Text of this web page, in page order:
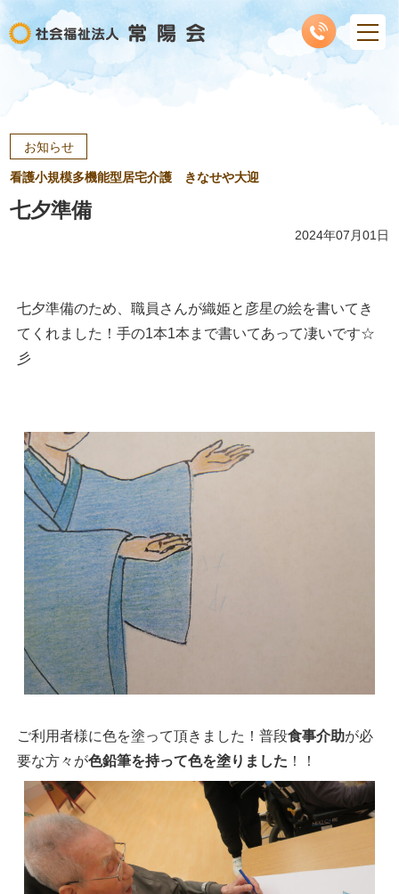
お知らせ
看護小規模多機能型居宅介護 きなせや大迎
七夕準備
2024年07月01日
七夕準備のため、職員さんが織姫と彦星の絵を書いてき
てくれました！手の1本1本まで書いてあって凄いです☆
彡
ご利用者様に色を塗って頂きました！普段食事介助が必
要な方々が色鉛筆を持って色を塗りました ！！